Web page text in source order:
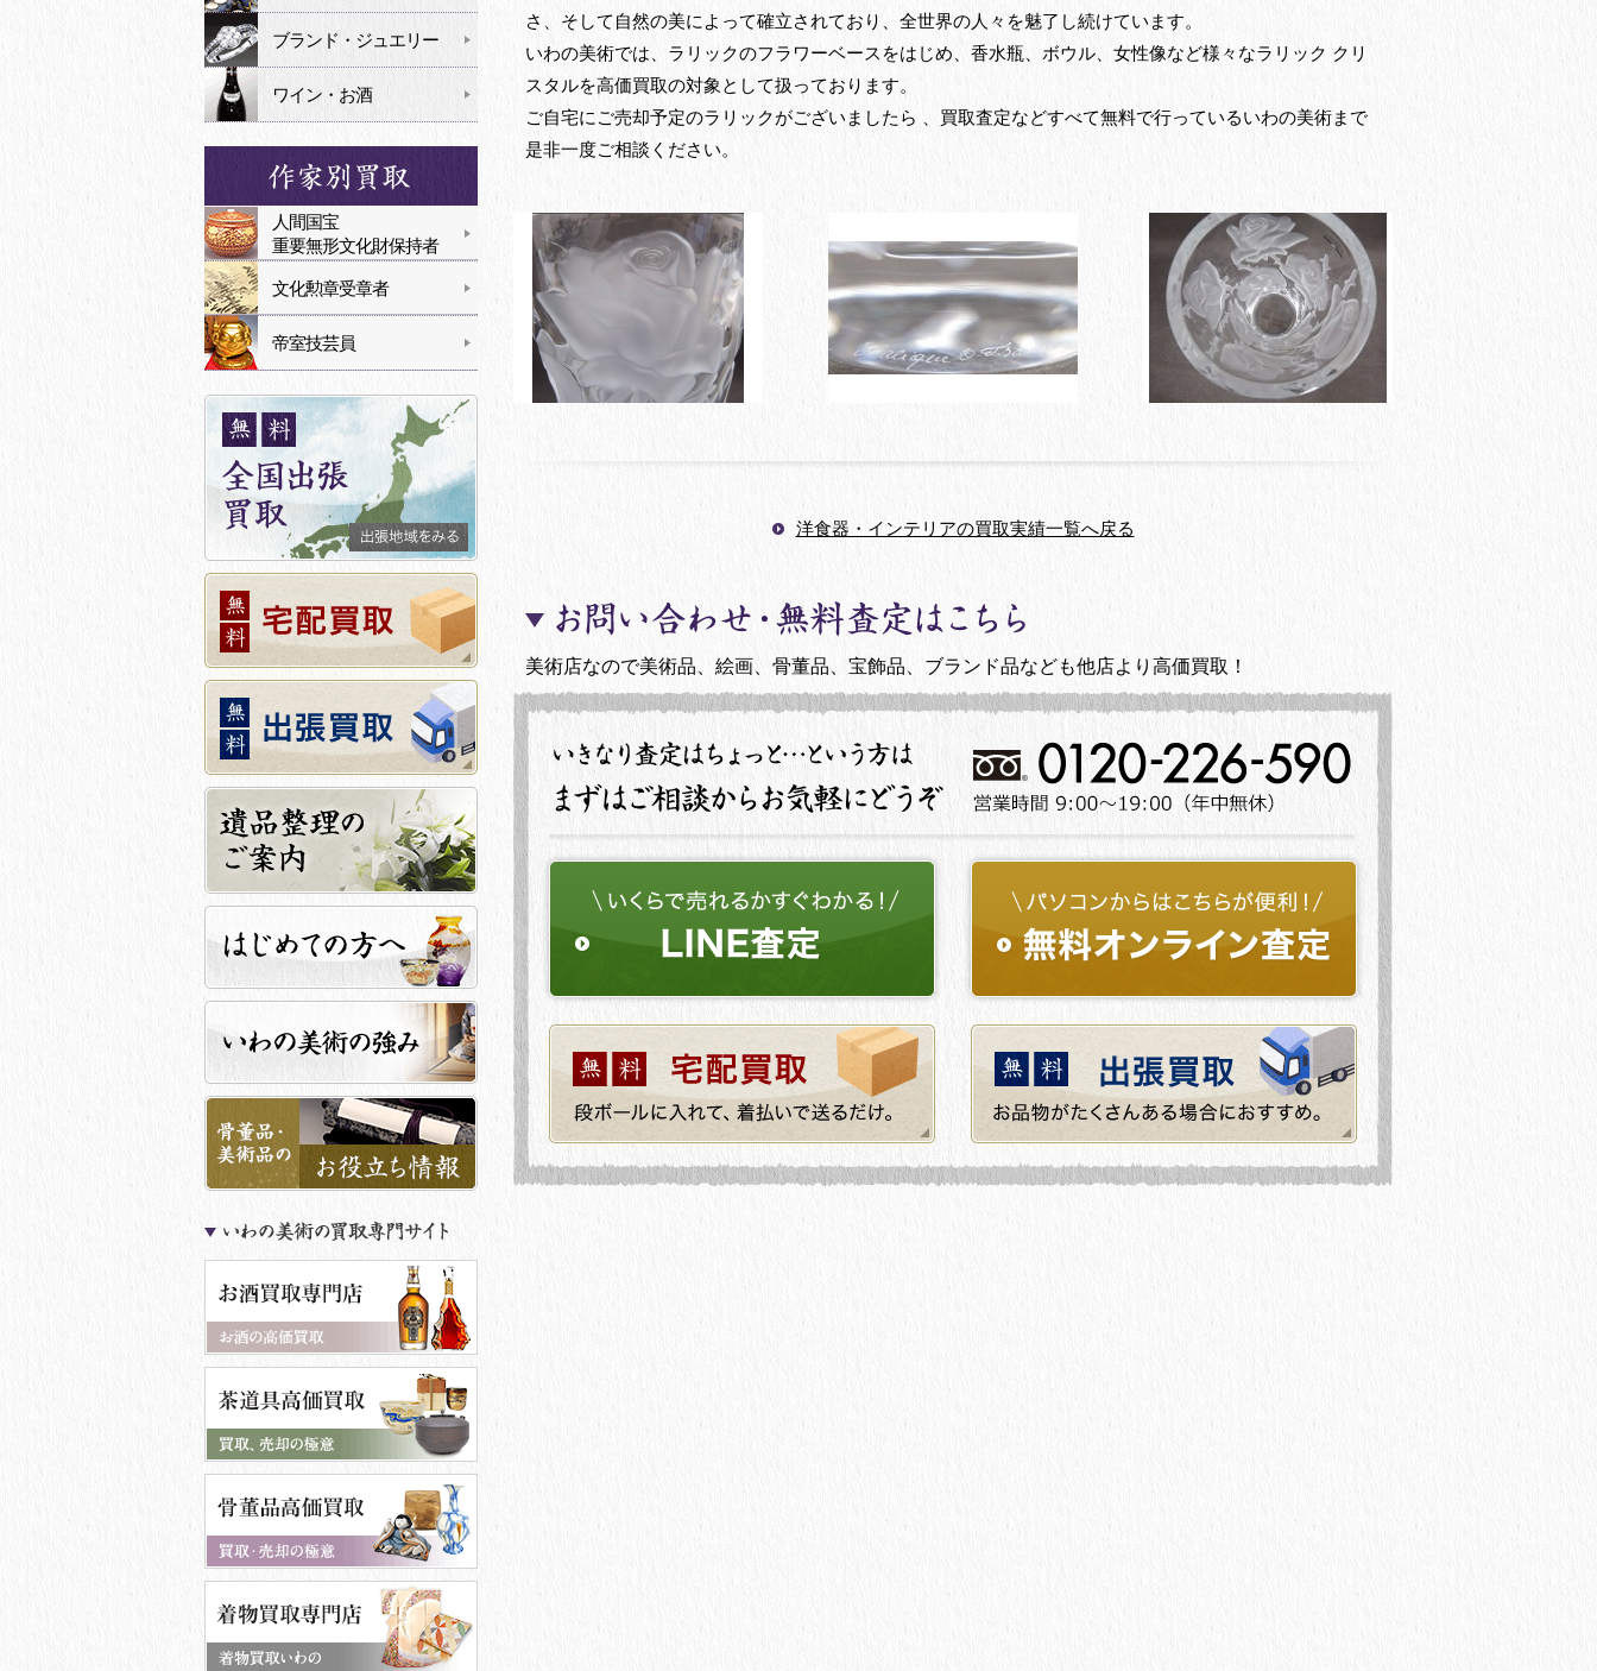
さ、そして自然の美によって確立されており、全世界の人々を魅了し続けています。
いわの美術では、ラリックのフラワーベースをはじめ、香水瓶、ボウル、女性像など様々なラリック クリ
スタルを高価買取の対象として扱っております。
ご自宅にご売却予定のラリックがございましたら 、買取査定などすべて無料で行っているいわの美術まで
是非一度ご相談ください。
洋食器・インテリアの買取実績一覧へ戻る
美術店なので美術品、絵画、骨董品、宝飾品、ブランド品なども他店より高価買取！
ブランド・ジュエリー
ワイン・お酒
人間国宝
重要無形文化財保持者
文化勲章受章者
帝室技芸員